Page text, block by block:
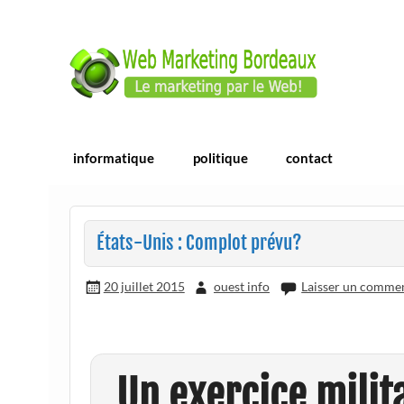
Webmarketing Bordeaux
E-commerce | ERP/CRM Dolibarr | Bordeaux
informatique politique contact
États-Unis : Complot prévu?
20 juillet 2015 ouest info Laisser un